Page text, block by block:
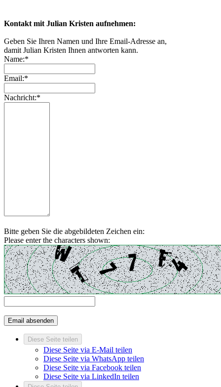
Kontakt mit Julian Kristen aufnehmen:
Geben Sie Ihren Namen und Ihre Email-Adresse an,
damit Julian Kristen Ihnen antworten kann.
Name:*
Email:*
Nachricht:*
Bitte geben Sie die abgebildeten Zeichen ein:
Please enter the characters shown:
Diese Seite teilen
Diese Seite via E-Mail teilen
Diese Seite via WhatsApp teilen
Diese Seite via Facebook teilen
Diese Seite via LinkedIn teilen